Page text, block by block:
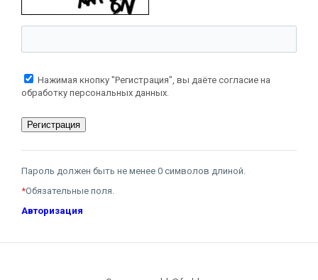
Нажимая кнопку "Регистрация", вы даёте согласие на
обработку персональных данных.
Пароль должен быть не менее 0 символов длиной.
*Обязательные поля.
Авторизация